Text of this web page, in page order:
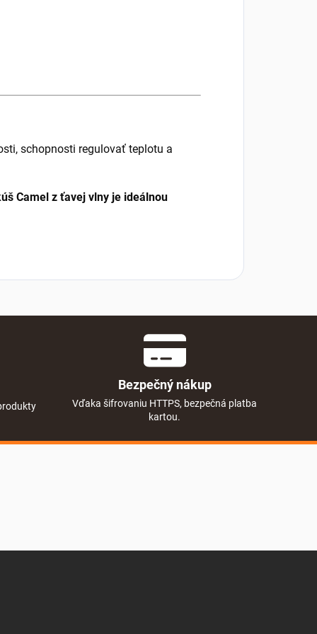
schopnosti regulovať teplotu a
Camel z ťavej vlny je ideálnou
Bezpečný nákup
Vďaka šifrovaniu HTTPS, bezpečná platba
kartou.